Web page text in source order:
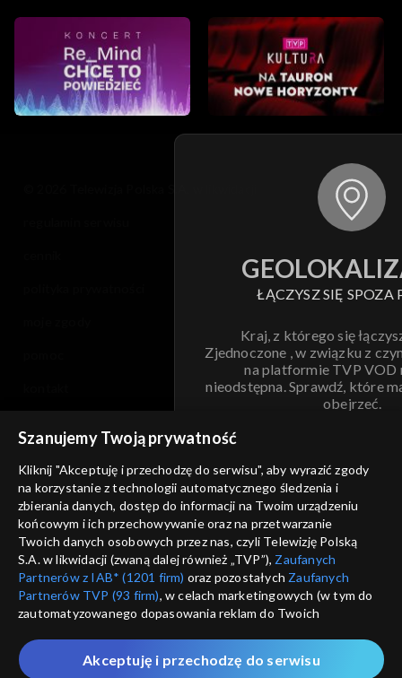
ŁĄCZYSZ SIĘ SPOZA
Kraj, z którego się
Zjednoczone , w związku z
na platformie TVP VOD
nieodstępna. Sprawdź, które
obejrzeć.
ANULUJ
informacje o dostawcy usług
Szanujemy Twoją prywatność
Kliknij "Akceptuję i przechodzę do serwisu", aby wyrazić zgody
na korzystanie z technologii automatycznego śledzenia i
zbierania danych, dostęp do informacji na Twoim urządzeniu
końcowym i ich przechowywanie oraz na przetwarzanie
Twoich danych osobowych przez nas, czyli Telewizję Polską
S.A. w likwidacji (zwaną dalej również „TVP”), Zaufanych
Partnerów z IAB* (1201 firm) oraz pozostałych Zaufanych
Partnerów TVP (93 firm), w celach marketingowych (w tym do
zautomatyzowanego dopasowania reklam do Twoich
które wskazujemy poniżej, a także zgody na udostępnianie
przez nas identyfikatora PPID do Google.
Akceptuję i przechodzę do serwisu